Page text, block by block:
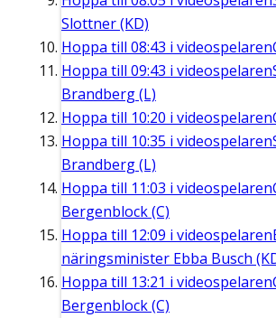
Slottner (KD)
Hoppa till 08:43 i videospelaren
Hoppa till 09:43 i videospelaren
Brandberg (L)
Hoppa till 10:20 i videospelaren
Hoppa till 10:35 i videospelaren
Brandberg (L)
Hoppa till 11:03 i videospelaren
Bergenblock (C)
Hoppa till 12:09 i videospelaren
näringsminister Ebba Busch
Hoppa till 13:21 i videospelaren
Bergenblock (C)